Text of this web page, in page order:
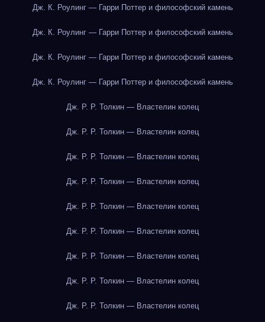
Дж. К. Роулинг — Гарри Поттер и философский камень
Дж. К. Роулинг — Гарри Поттер и философский камень
Дж. К. Роулинг — Гарри Поттер и философский камень
Дж. К. Роулинг — Гарри Поттер и философский камень
Дж. Р. Р. Толкин — Властелин колец
Дж. Р. Р. Толкин — Властелин колец
Дж. Р. Р. Толкин — Властелин колец
Дж. Р. Р. Толкин — Властелин колец
Дж. Р. Р. Толкин — Властелин колец
Дж. Р. Р. Толкин — Властелин колец
Дж. Р. Р. Толкин — Властелин колец
Дж. Р. Р. Толкин — Властелин колец
Дж. Р. Р. Толкин — Властелин колец